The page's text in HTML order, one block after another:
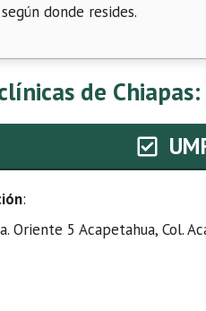
donde resides.
de Chiapas:
:
Oriente 5 Acapetahua, Col.